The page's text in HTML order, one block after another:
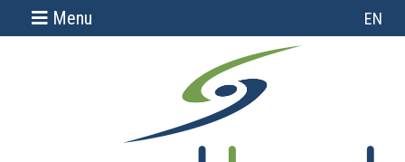
Menu EN